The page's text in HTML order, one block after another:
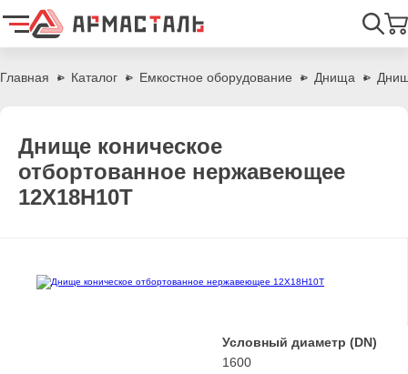
Главная
Каталог Емкостное оборудование Днища
Днище коническое
отбортованное нержавеющее
12Х18Н10Т
Условный диаметр (DN)
1600